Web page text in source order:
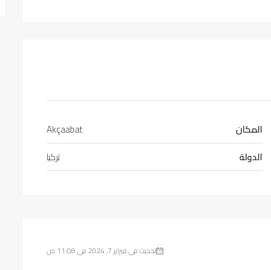
المكان
Akçaabat
الدولة
تركيا
تحديث في فبراير 7, 2024 في 11:08 ص